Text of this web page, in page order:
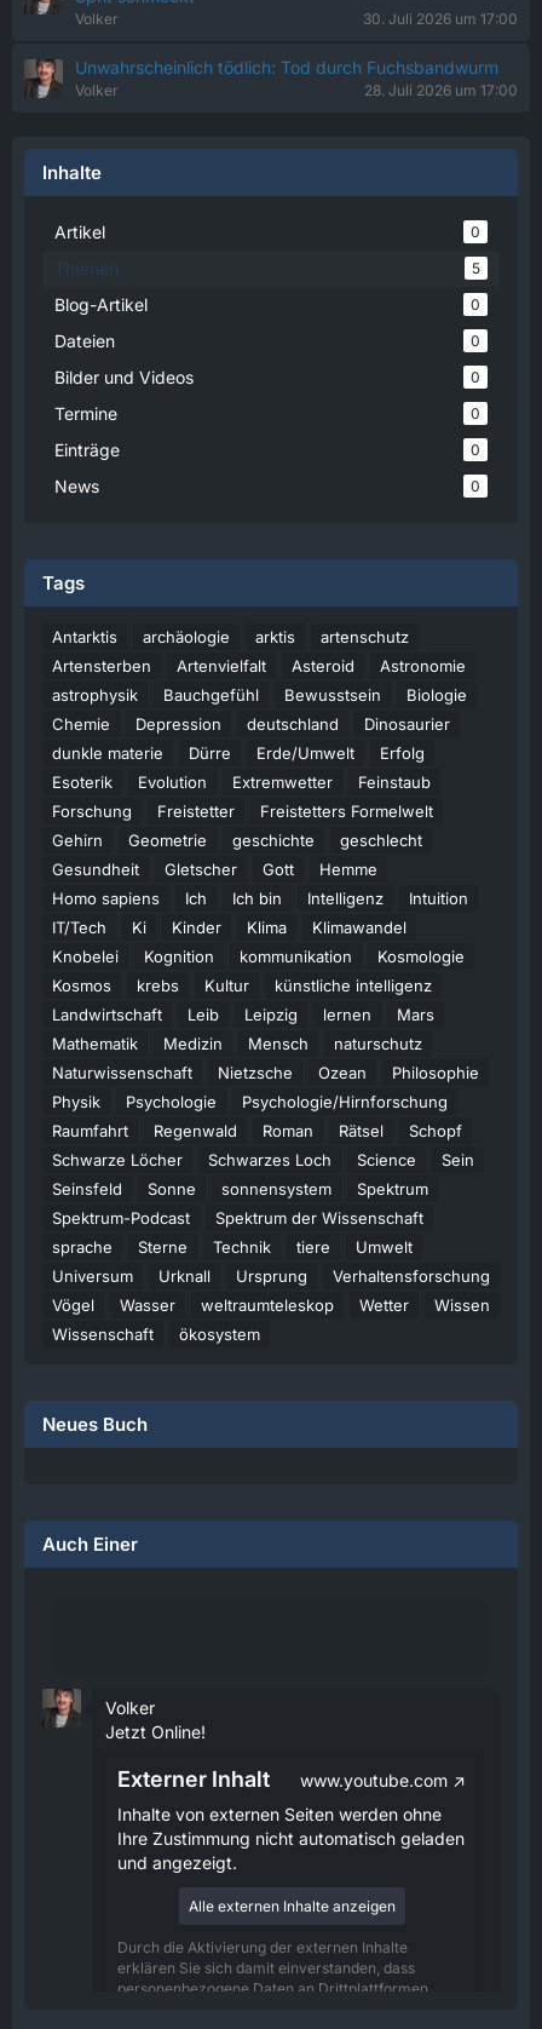
Volker 30. Juli 2026 um 17:00
Unwahrscheinlich tödlich: Tod durch Fuchsbandwurm
Volker 28. Juli 2026 um 17:00
Inhalte
Artikel 0
Themen 5
Blog-Artikel 0
Dateien 0
Bilder und Videos 0
Termine 0
Einträge 0
News 0
Tags
Antarktis archäologie arktis
artenschutz
Artensterben
Artenvielfalt Asteroid
Astronomie
astrophysik
Bauchgefühl Bewusstsein
Biologie
Chemie
Depression deutschland
Dinosaurier
dunkle materie
Dürre Erde/Umwelt
Erfolg
Esoterik
Evolution Extremwetter
Feinstaub
Forschung
Freistetter
Freistetters Formelwelt
Gehirn
Geometrie geschichte
geschlecht
Gesundheit
Gletscher Gott
Hemme
Homo sapiens
Ich Ich bin Intelligenz
Intuition
IT/Tech
Ki Kinder Klima
Klimawandel
Knobelei
Kognition kommunikation
Kosmologie
Kosmos
krebs Kultur
künstliche intelligenz
Landwirtschaft
Leib Leipzig lernen
Mars
Mathematik
Medizin Mensch
naturschutz
Naturwissenschaft
Nietzsche Ozean
Philosophie
Physik
Psychologie
Psychologie/Hirnforschung
Raumfahrt
Regenwald Roman Rätsel
Schopf
Schwarze Löcher
Schwarzes Loch Science
Sein
Seinsfeld
Sonne sonnensystem
Spektrum
Spektrum-Podcast
Spektrum der Wissenschaft
sprache
Sterne Technik tiere
Umwelt
Universum
Urknall Ursprung
Verhaltensforschung
Vögel
Wasser weltraumteleskop Wetter
Wissen
Wissenschaft
ökosystem
Neues Buch
Auch Einer
Volker
Jetzt Online!
Externer Inhalt
www.youtube.com
Inhalte von externen Seiten werden ohne
Ihre Zustimmung nicht automatisch geladen
und angezeigt.
Alle externen Inhalte anzeigen
Durch die Aktivierung der externen Inhalte
erklären Sie sich damit einverstanden, dass
personenbezogene Daten an Drittplattformen